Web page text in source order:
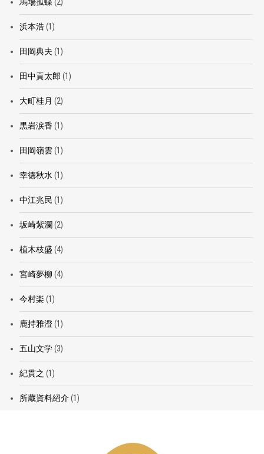
浜本浩(1)
田岡典夫 (1)
田中貢太郎 (1)
大町桂月 (2)
黒岩涙香(1)
田岡嶺雲(1)
幸徳秋水 (1)
中江兆民 (1)
坂崎紫瀾(2)
植木枝盛 (4)
宮崎夢柳 (4)
今村楽 (1)
鹿持雅澄(1)
五山文学(3)
紀貫之 (1)
所蔵資料紹介(1)